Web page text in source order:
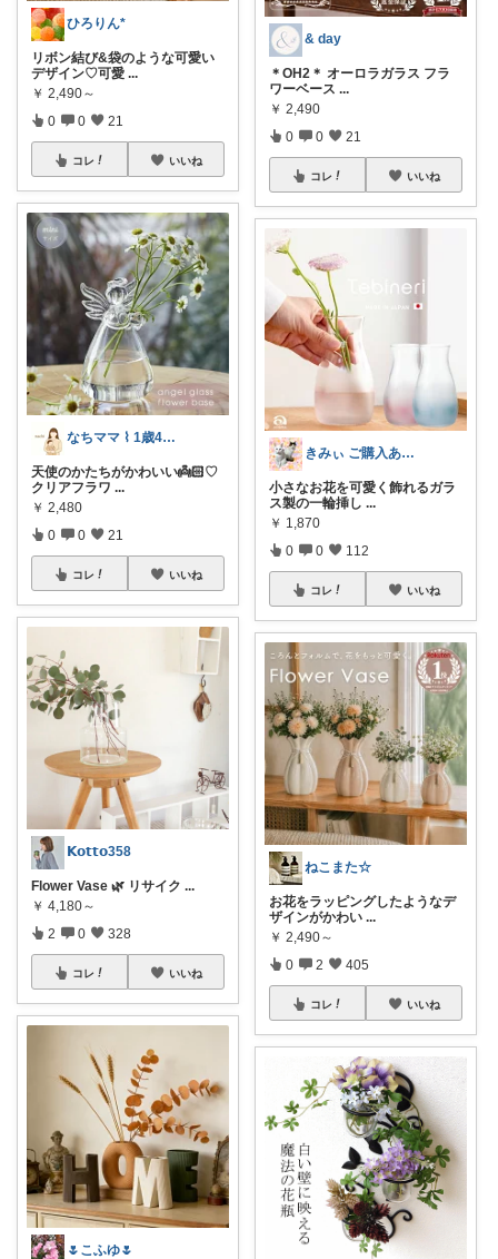
ひろりん*
リボン結び&袋のような可愛い
デザイン♡可愛 ...
￥ 2,490～
0 0 21
コレ いいね
なちママ ⌇ 1歳4歳ママ
天使のかたちがかわいい👼🏻‎♡
クリアフラワ ...
￥ 2,480
0 0 21
コレ いいね
𝗞𝗼𝘁𝘁𝗼358
Flower Vase 🌿 リサイク ...
￥ 4,180～
2 0 328
コレ いいね
🌷こふゆ🌷
& day
＊OH2＊ オーロラガラス フラ
ワーベース ...
￥ 2,490
0 0 21
コレ いいね
きみぃ ご購入ありがとうございます♪
小さなお花を可愛く飾れるガラ
ス製の一輪挿し ...
￥ 1,870
0 0 112
コレ いいね
ねこまた☆
お花をラッピングしたようなデ
ザインがかわい ...
￥ 2,490～
0 2 405
コレ いいね